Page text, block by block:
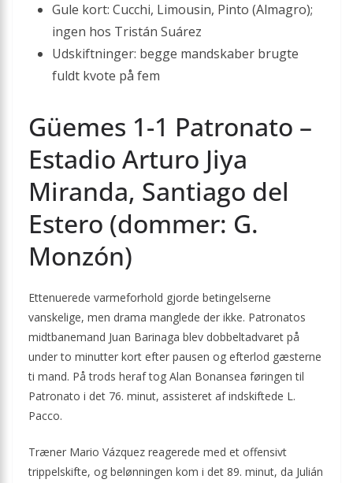
Gule kort: Cucchi, Limousin, Pinto (Almagro);
ingen hos Tristán Suárez
Udskiftninger: begge mandskaber brugte
fuldt kvote på fem
Güemes 1-1 Patronato –
Estadio Arturo Jiya
Miranda, Santiago del
Estero (dommer: G.
Monzón)
Ettenuerede varmeforhold gjorde betingelserne
vanskelige, men drama manglede der ikke. Patronatos
midtbanemand Juan Barinaga blev dobbeltadvaret på
under to minutter kort efter pausen og efterlod gæsterne
ti mand. På trods heraf tog Alan Bonansea føringen til
Patronato i det 76. minut, assisteret af indskiftede L.
Pacco.
Træner Mario Vázquez reagerede med et offensivt
trippelskifte, og belønningen kom i det 89. minut, da Julián